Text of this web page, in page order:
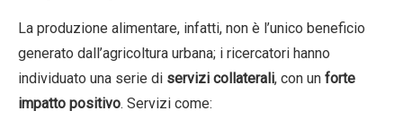
La produzione alimentare, infatti, non è l’unico beneficio
generato dall’agricoltura urbana; i ricercatori hanno
individuato una serie di servizi collaterali, con un forte
impatto positivo. Servizi come: